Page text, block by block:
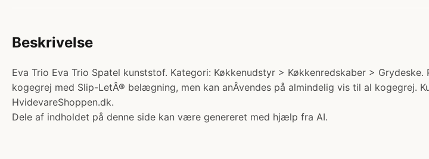
Beskrivelse
Eva Trio Eva Trio Spatel kunststof. Kategori: Køkkenudstyr > Køkkenredskaber >
kogegrej med Slip-LetÂ® belægning, men kan anÂ­vendes på almindelig vis til al kogegrej.
HvidevareShoppen.dk.
Dele af indholdet på denne side kan være genereret med hjælp fra AI.